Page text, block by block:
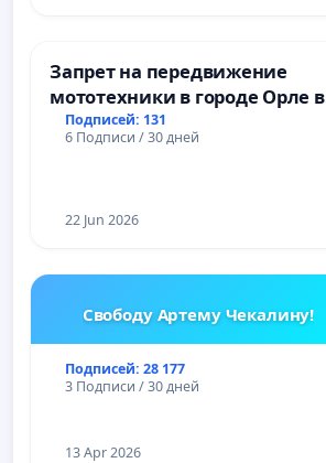
Запрет на передвижение
мототехники в городе Орле в
ночное время (с 22:00 до 05:00)
Подписей: 131
6 Подписи / 30 дней
22 Jun 2026
Свободу Артему Чекалину!
Подписей: 28 177
3 Подписи / 30 дней
13 Apr 2026